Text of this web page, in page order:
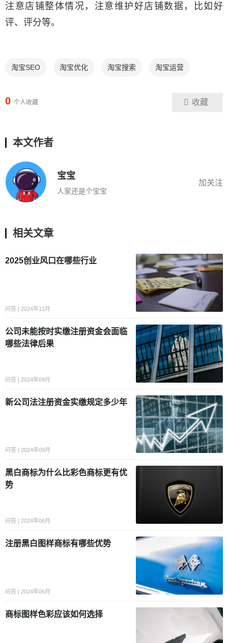
注意店铺整体情况，注意维护好店铺数据，比如好
评、评分等。
淘宝SEO 淘宝优化 淘宝搜索 淘宝运营
0 个人收藏 收藏
本文作者
宝宝
人家还是个宝宝
加关注
相关文章
2025创业风口在哪些行业
问答 | 2024年11月
公司未能按时实缴注册资金会面临
哪些法律后果
问答 | 2024年09月
新公司法注册资金实缴规定多少年
问答 | 2024年09月
黑白商标为什么比彩色商标更有优
势
问答 | 2024年06月
注册黑白图样商标有哪些优势
问答 | 2024年06月
商标图样色彩应该如何选择